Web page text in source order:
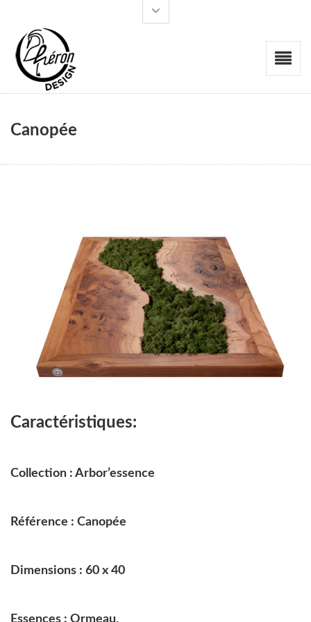
Canopée
Caractéristiques:
Collection : Arbor’essence
Référence : Canopée
Dimensions : 60 x 40
Essences : Ormeau,